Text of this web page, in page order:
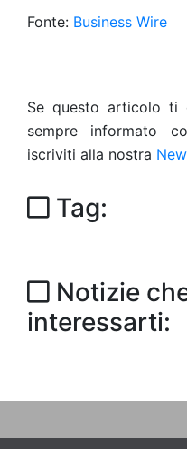
Fonte: Business Wire
Se questo articolo ti
sempre informato
iscriviti alla nostra
Tag:
Notizie
interessarti: